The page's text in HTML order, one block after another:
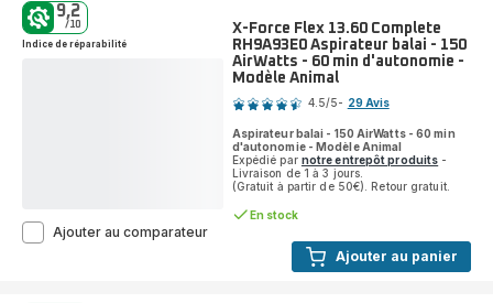
Aspirateur
balai
d'autonomie
Ajouter au panier
X-Force Flex 13.60 Complete
RH9A93E0 Aspirateur balai - 150
AirWatts - 60 min d'autonomie -
Modèle Animal
Note
4.5/5- 29 Avis
Aspirateur balai - 150 AirWatts - 60 min
d'autonomie - Modèle Animal
Expédié par notre entrepôt produits -
Livraison de 1 à 3 jours.
(Gratuit à partir de 50€). Retour gratuit.
En stock
9,2
/10
Indice de réparabilité
Ajouter au comparateurX-